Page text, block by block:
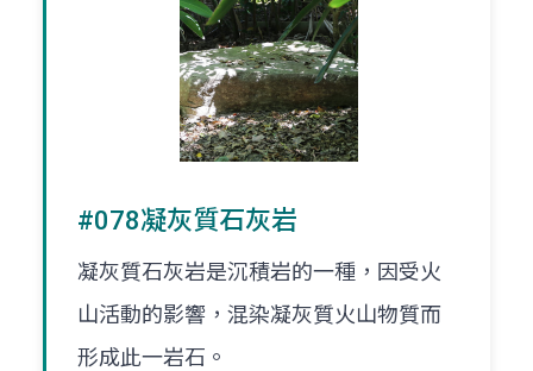
#078凝灰質石灰岩
凝灰質石灰岩是沉積岩的一種，因受火
山活動的影響，混染凝灰質火山物質而
形成此一岩石。